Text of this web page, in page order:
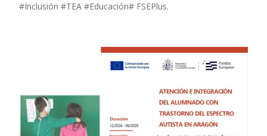
#Inclusión #TEA #Educación# FSEPlus.